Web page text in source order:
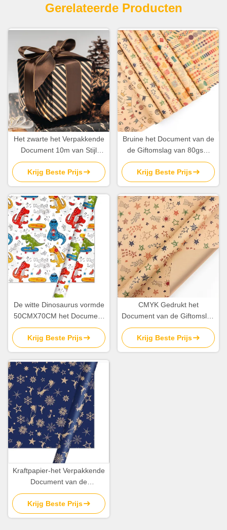
Gerelateerde Producten
Het zwarte het Verpakkende
Document 10m van Stijl
Gestreepte Kraftpapier
Verpakkende Document
OEM van Broodjeskerstmis
Krijg Beste Prijs
Bruine het Document van de
de Giftomslag van 80gsm
Kraftpapier Broodjesbladen
50X70cm Gelukkig
Verjaardagspatroon
Krijg Beste Prijs
De witte Dinosaurus vormde
50CMX70CM het Document
van de Giftomslag Broodje
voor Speelgoedpakket
Krijg Beste Prijs
CMYK Gedrukt het
Document van de Giftomslag
de Gift Verpakkend
Document van de
Broodjes60gsm Gelukkig
Krijg Beste Prijs
Kraftpapier-het Verpakkende
Document van de
Beeldverhaalverjaardag het
Verpakkende Document van
Bladenkerstmis 8gsm
Krijg Beste Prijs